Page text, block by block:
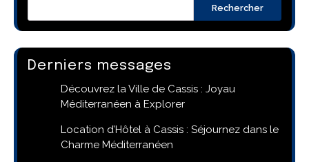
Rechercher
Derniers messages
Découvrez la Ville de Cassis : Joyau
Méditerranéen à Explorer
Location d’Hôtel à Cassis : Séjournez dans le
Charme Méditerranéen